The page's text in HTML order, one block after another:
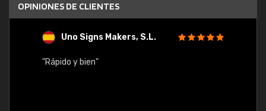
OPINIONES DE CLIENTES
Uno Signs Makers, S.L.
"Rápido y bien"